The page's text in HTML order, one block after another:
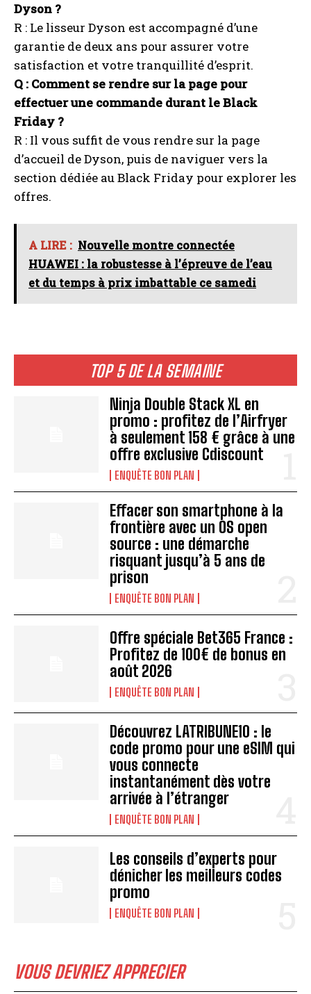
TOP 5 DE LA SEMAINE
Ninja Double Stack XL en
promo : profitez de l’Airfryer
à seulement 158 € grâce à une
offre exclusive Cdiscount
ENQUÊTE BON PLAN
Effacer son smartphone à la
frontière avec un OS open
source : une démarche
risquant jusqu’à 5 ans de
prison
ENQUÊTE BON PLAN
Offre spéciale Bet365 France :
Profitez de 100€ de bonus en
août 2026
ENQUÊTE BON PLAN
Découvrez LATRIBUNE10 : le
code promo pour une eSIM qui
vous connecte
instantanément dès votre
arrivée à l’étranger
ENQUÊTE BON PLAN
Les conseils d’experts pour
dénicher les meilleurs codes
promo
ENQUÊTE BON PLAN
VOUS DEVRIEZ APPRECIER
Dyson ?
R : Le lisseur Dyson est accompagné d’une
garantie de deux ans pour assurer votre
satisfaction et votre tranquillité d’esprit.
Q : Comment se rendre sur la page pour
effectuer une commande durant le Black
Friday ?
R : Il vous suffit de vous rendre sur la page
d’accueil de Dyson, puis de naviguer vers la
section dédiée au Black Friday pour explorer les
offres.
A LIRE : Nouvelle montre connectée
HUAWEI : la robustesse à l’épreuve de l’eau
et du temps à prix imbattable ce samedi